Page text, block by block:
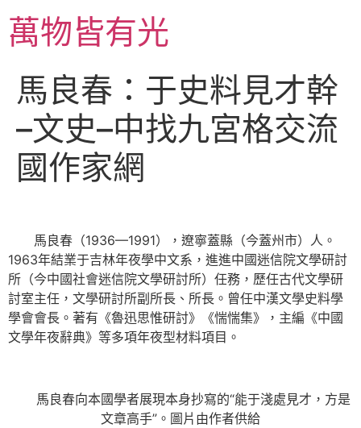
主萬物皆有光
馬良春：于史料見才幹
–文史–中找九宮格交流
國作家網
馬良春（1936—1991），遼寧蓋縣（今蓋州市）人。
1963年結業于吉林年夜學中文系，進進中國迷信院文學研討
所（今中國社會迷信院文學研討所）任務，歷任古代文學研
討室主任，文學研討所副所長、所長。曾任中漢文學史料學
學會會長。著有《魯迅思惟研討》《惴惴集》，主編《中國
文學年夜辭典》等多項年夜型材料項目。
馬良春向本國學者展現本身抄寫的“能于淺處見才，方是
文章高手”。圖片由作者供給